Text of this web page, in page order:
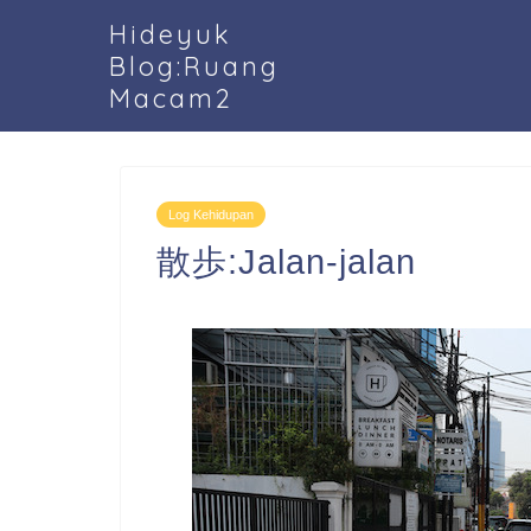
Hideyuk
Blog:Ruang
Macam2
Log Kehidupan
散歩:Jalan-jalan